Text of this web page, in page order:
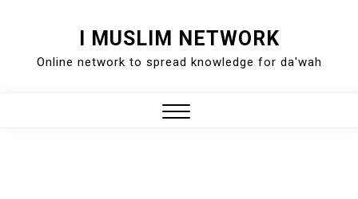
content
I MUSLIM NETWORK
Online network to spread knowledge for da'wah